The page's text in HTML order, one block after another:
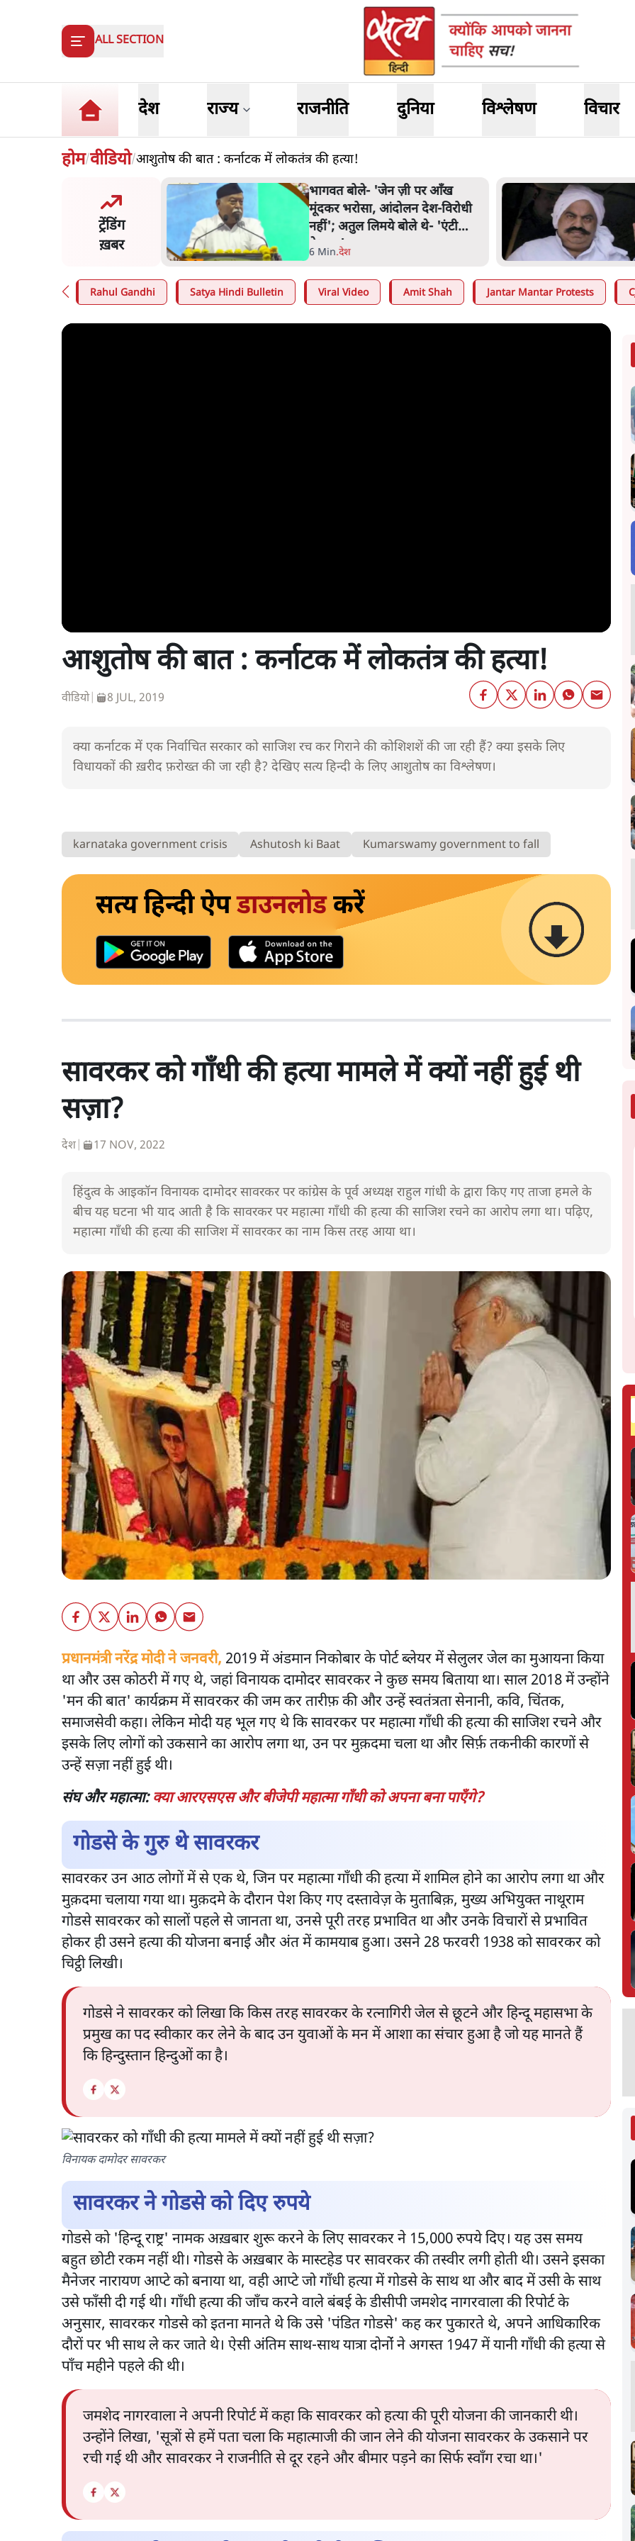
ALL SECTION
देश राज्य राजनीति दुनिया विश्लेषण विचार
होम/वीडियो/आशुतोष की बात : कर्नाटक में लोकतंत्र की हत्या!
ट्रेंडिंग
ख़बर
राष्ट्र के चरित्र की मरम्मत
भागवत बोले- 'जेन ज़ी पर आँख
मूंदकर भरोसा, आंदोलन देश-विरोधी
नहीं'; अतुल लिमये बोले थे- 'एंटी
नेशनल'
6 Min.देश
Rahul Gandhi Satya Hindi Bulletin Viral Video Amit Shah Jantar Mantar Protests
आशुतोष की बात : कर्नाटक में लोकतंत्र की हत्या!
वीडियो| 8 JUL, 2019
क्या कर्नाटक में एक निर्वाचित सरकार को साजिश रच कर गिराने की कोशिशशें की जा रही हैं? क्या इसके लिए
विधायकों की ख़रीद फ़रोख्त की जा रही है? देखिए सत्य हिन्दी के लिए आशुतोष का विश्लेषण।
karnataka government crisis Ashutosh ki Baat Kumarswamy government to fall
सत्य हिन्दी ऐपडाउनलोडकरें
सावरकर को गाँधी की हत्या मामले में क्यों नहीं हुई थी
सज़ा?
देश 17 NOV, 2022
हिंदुत्व के आइकॉन विनायक दामोदर सावरकर पर कांग्रेस के पूर्व अध्यक्ष राहुल गांधी के द्वारा किए गए ताजा हमले के
बीच यह घटना भी याद आती है कि सावरकर पर महात्मा गाँधी की हत्या की साजिश रचने का आरोप लगा था। पढ़िए,
महात्मा गाँधी की हत्या की साजिश में सावरकर का नाम किस तरह आया था।
प्रधानमंत्री नरेंद्र मोदी ने जनवरी, 2019 में अंडमान निकोबार के पोर्ट ब्लेयर में सेलुलर जेल का मुआयना किया
था और उस कोठरी में गए थे, जहां विनायक दामोदर सावरकर ने कुछ समय बिताया था। साल 2018 में उन्होंने
'मन की बात' कार्यक्रम में सावरकर की जम कर तारीफ़ की और उन्हें स्वतंत्रता सेनानी, कवि, चिंतक,
समाजसेवी कहा। लेकिन मोदी यह भूल गए थे कि सावरकर पर महात्मा गाँधी की हत्या की साजिश रचने और
इसके लिए लोगों को उकसाने का आरोप लगा था, उन पर मुक़दमा चला था और सिर्फ़ तकनीकी कारणों से
उन्हें सज़ा नहीं हुई थी।
संघ और महात्मा:क्या आरएसएस और बीजेपी महात्मा गाँधी को अपना बना पाएँगे?
गोडसे के गुरु थे सावरकर
सावरकर उन आठ लोगों में से एक थे, जिन पर महात्मा गाँधी की हत्या में शामिल होने का आरोप लगा था और
मुक़दमा चलाया गया था। मुक़दमे के दौरान पेश किए गए दस्तावेज़ के मुताबिक़, मुख्य अभियुक्त नाथूराम
गोडसे सावरकर को सालों पहले से जानता था, उनसे पूरी तरह प्रभावित था और उनके विचारों से प्रभावित
होकर ही उसने हत्या की योजना बनाई और अंत में कामयाब हुआ। उसने 28 फरवरी 1938 को सावरकर को
चिट्ठी लिखी।
गोडसे ने सावरकर को लिखा कि किस तरह सावरकर के रत्नागिरी जेल से छूटने और हिन्दू महासभा के
प्रमुख का पद स्वीकार कर लेने के बाद उन युवाओं के मन में आशा का संचार हुआ है जो यह मानते हैं
कि हिन्दुस्तान हिन्दुओं का है।
विनायक दामोदर सावरकर
सावरकर ने गोडसे को दिए रुपये
गोडसे को 'हिन्दू राष्ट्र' नामक अख़बार शुरू करने के लिए सावरकर ने 15,000 रुपये दिए। यह उस समय
बहुत छोटी रकम नहीं थी। गोडसे के अख़बार के मास्टहेड पर सावरकर की तस्वीर लगी होती थी। उसने इसका
मैनेजर नारायण आप्टे को बनाया था, वही आप्टे जो गाँधी हत्या में गोडसे के साथ था और बाद में उसी के साथ
उसे फाँसी दी गई थी। गाँधी हत्या की जाँच करने वाले बंबई के डीसीपी जमशेद नागरवाला की रिपोर्ट के
अनुसार, सावरकर गोडसे को इतना मानते थे कि उसे 'पंडित गोडसे' कह कर पुकारते थे, अपने आधिकारिक
दौरों पर भी साथ ले कर जाते थे। ऐसी अंतिम साथ-साथ यात्रा दोनोंं ने अगस्त 1947 में यानी गाँधी की हत्या से
पाँच महीने पहले की थी।
जमशेद नागरवाला ने अपनी रिपोर्ट में कहा कि सावरकर को हत्या की पूरी योजना की जानकारी थी।
उन्होंने लिखा, 'सूत्रों से हमें पता चला कि महात्माजी की जान लेने की योजना सावरकर के उकसाने पर
रची गई थी और सावरकर ने राजनीति से दूर रहने और बीमार पड़ने का सिर्फ स्वाँग रचा था।'